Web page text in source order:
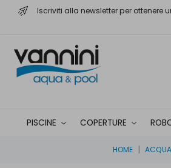
Iscriviti alla newsletter per ottenere
PISCINE COPERTURE
HOME